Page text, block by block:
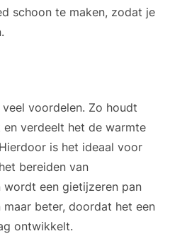
schoon te maken, zodat je
voordelen. Zo houdt
verdeelt het de warmte
is het ideaal voor
bereiden van
een gietijzeren pan
beter, doordat het een
ontwikkelt.